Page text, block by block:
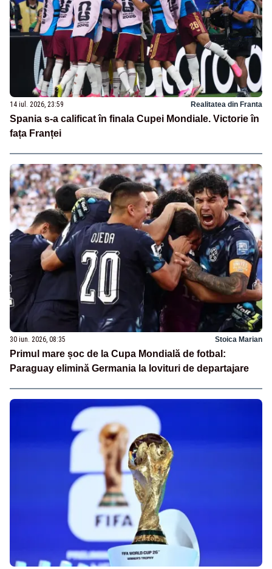
14 iul. 2026, 23:59 Realitatea din Franta
Spania s-a calificat în finala Cupei Mondiale. Victorie în
fața Franței
30 iun. 2026, 08:35 Stoica Marian
Primul mare șoc de la Cupa Mondială de fotbal:
Paraguay elimină Germania la lovituri de departajare